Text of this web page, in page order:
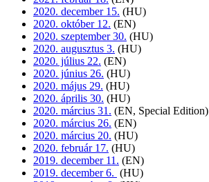
2020. december 15. (HU)
2020. október 12. (EN)
2020. szeptember 30. (HU)
2020. augusztus 3. (HU)
2020. július 22. (EN)
2020. június 26. (HU)
2020. május 29. (HU)
2020. április 30. (HU)
2020. március 31. (EN, Special Edition)
2020. március 26. (EN)
2020. március 20. (HU)
2020. február 17. (HU)
2019. december 11. (EN)
2019. december 6. (HU)